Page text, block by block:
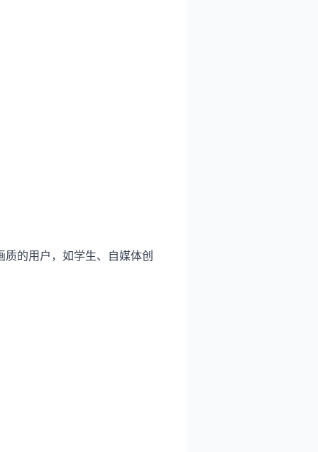
的用户，如学生、自媒体创